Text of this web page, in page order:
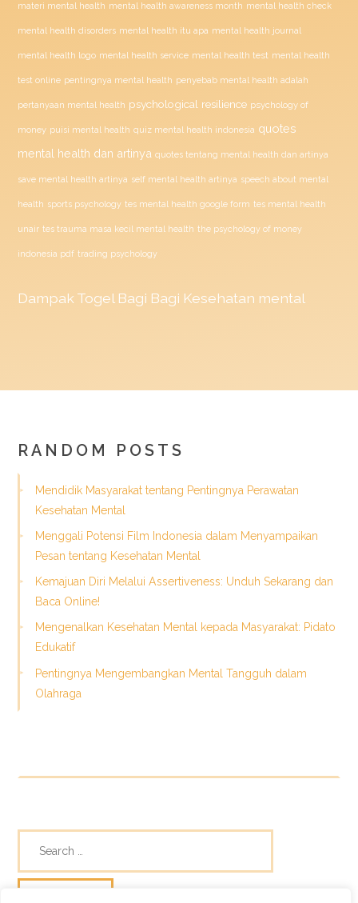
materi mental health mental health awareness month mental health check
mental health disorders mental health itu apa mental health journal
mental health logo mental health service mental health test mental health
test online pentingnya mental health penyebab mental health adalah
pertanyaan mental health psychological resilience psychology of
money puisi mental health quiz mental health indonesia quotes
mental health dan artinya quotes tentang mental health dan artinya
save mental health artinya self mental health artinya speech about mental
health sports psychology tes mental health google form tes mental health
unair tes trauma masa kecil mental health the psychology of money
indonesia pdf trading psychology
Dampak Togel Bagi Bagi Kesehatan mental
RANDOM POSTS
Mendidik Masyarakat tentang Pentingnya Perawatan
Kesehatan Mental
Menggali Potensi Film Indonesia dalam Menyampaikan
Pesan tentang Kesehatan Mental
Kemajuan Diri Melalui Assertiveness: Unduh Sekarang dan
Baca Online!
Mengenalkan Kesehatan Mental kepada Masyarakat: Pidato
Edukatif
Pentingnya Mengembangkan Mental Tangguh dalam
Olahraga